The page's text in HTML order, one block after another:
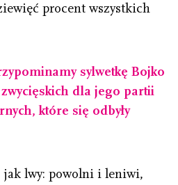
procent wszystkich
sylwetkę Bojko
dla jego partii
które się odbyły
jak lwy: powolni i leniwi,